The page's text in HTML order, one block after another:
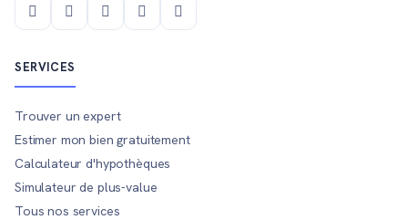
SERVICES
Trouver un expert
Estimer mon bien gratuitement
Calculateur d'hypothèques
Simulateur de plus-value
Tous nos services